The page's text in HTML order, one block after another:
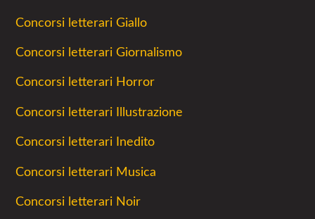
Concorsi letterari Giallo
Concorsi letterari Giornalismo
Concorsi letterari Horror
Concorsi letterari Illustrazione
Concorsi letterari Inedito
Concorsi letterari Musica
Concorsi letterari Noir